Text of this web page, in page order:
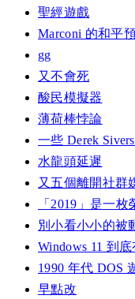
聖經遊戲
Marconi 的和平
gg
又不會死
酸民模擬器
薄荷棒悖論
一些 Derek
水龍頭延遲
又五個離開社群
「2019」是一枚
別小看小小的被
Windows 11 到底
1990 年代 DOS
早點改